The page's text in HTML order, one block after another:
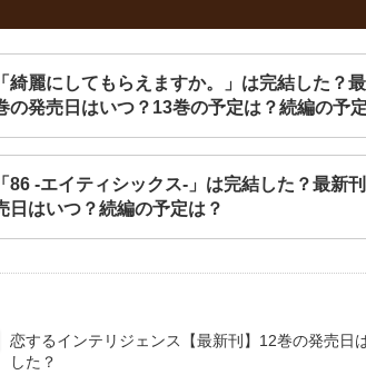
「綺麗にしてもらえますか。」は完結した？
の発売日はいつ？13巻の予定は？続編の予
「86 -エイティシックス-」は完結した？最新
日はいつ？続編の予定は？
恋するインテリジェンス【最新刊】12巻の発売日
した？